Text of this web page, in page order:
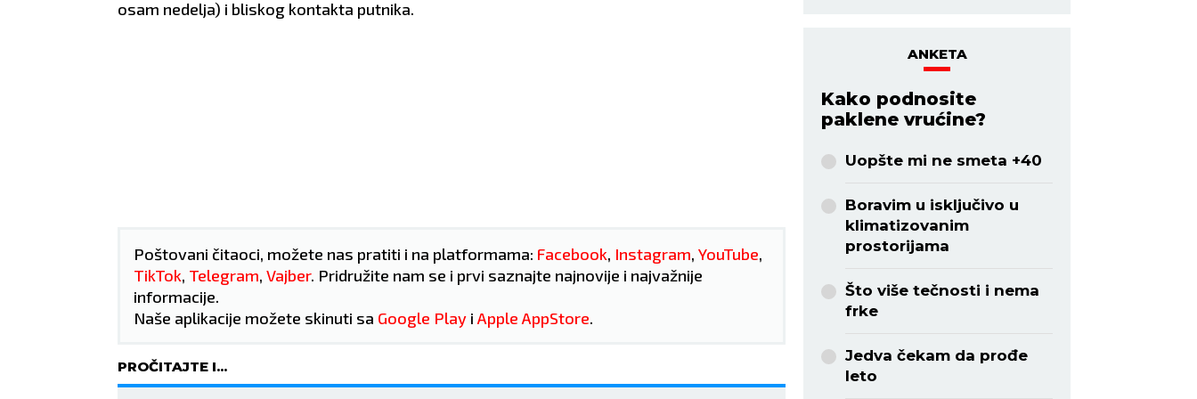
osam nedelja) i bliskog kontakta putnika.
Poštovani čitaoci, možete nas pratiti i na platformama: Facebook, Instagram, YouTube,
TikTok, Telegram, Vajber. Pridružite nam se i prvi saznajte najnovije i najvažnije
informacije.
Naše aplikacije možete skinuti sa Google Play i Apple AppStore.
PROČITAJTE I...
ANKETA
Kako podnosite
paklene vrućine?
Uopšte mi ne smeta +40
Boravim u isključivo u
klimatizovanim
prostorijama
Što više tečnosti i nema
frke
Jedva čekam da prođe
leto